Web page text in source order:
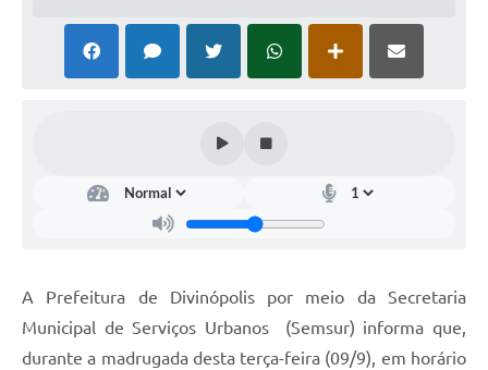
A Prefeitura de Divinópolis por meio da Secretaria
Municipal de Serviços Urbanos (Semsur) informa que,
durante a madrugada desta terça-feira (09/9), em horário